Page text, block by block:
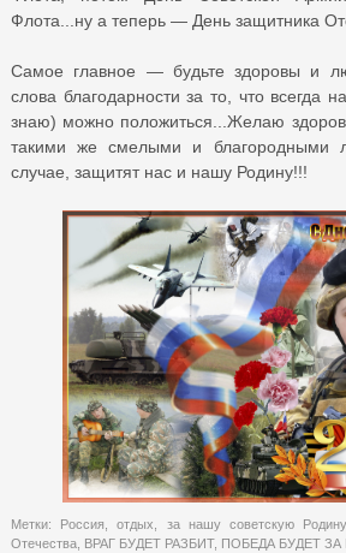
Флота...ну а теперь — День защитника
Самое главное — будьте здоровы и
слова благодарности за то, что всегда
знаю) можно положиться...Желаю
такими же смелыми и благородными
случае, защитят нас и нашу Родину!!!
Метки: Россия ,отдых за нашу советскую
Отечества ВРАГ БУДЕТ РАЗБИТ, ПОБЕДА БУДЕТ ЗА